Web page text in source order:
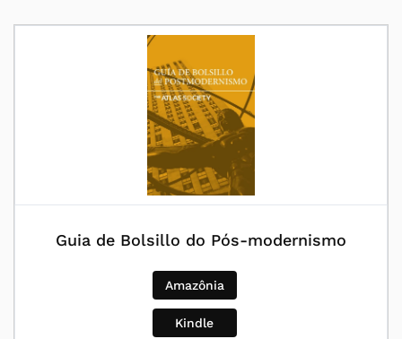
Guia de Bolsillo do Pós-modernismo
Amazônia
Kindle